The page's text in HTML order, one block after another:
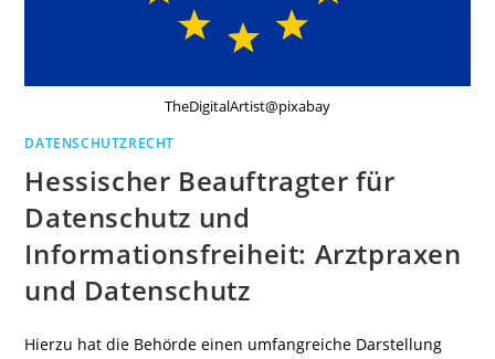
TheDigitalArtist@pixabay
DATENSCHUTZRECHT
Hessischer Beauftragter für
Datenschutz und
Informationsfreiheit: Arztpraxen
und Datenschutz
Hierzu hat die Behörde einen umfangreiche Darstellung